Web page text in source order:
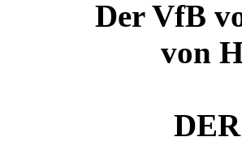
Der VfB
von